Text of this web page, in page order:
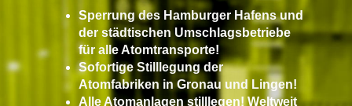
Sperrung des Hamburger Hafens und
der städtischen Umschlagsbetriebe
für alle Atomtransporte!
Sofortige Stilllegung der
Atomfabriken in Gronau und Lingen!
Alle Atomanlagen stilllegen! Weltweit